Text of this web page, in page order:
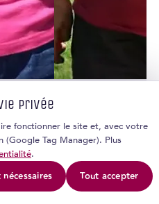
privée
fonctionner le site et, avec votre
(Google Tag Manager). Plus
.
Tout accepter